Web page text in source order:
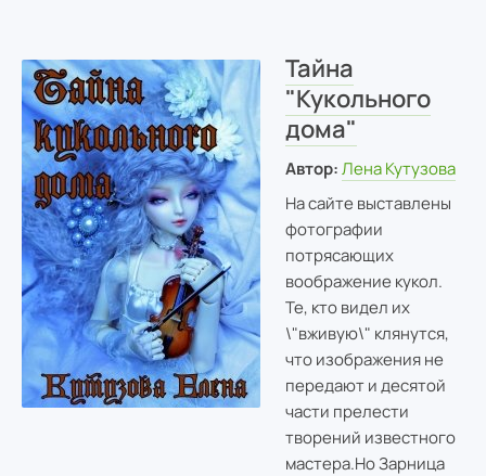
Тайна
"Кукольного
дома"
Автор: Лена Кутузова
На сайте выставлены
фотографии
потрясающих
воображение кукол.
Те, кто видел их
\"вживую\" клянутся,
что изображения не
передают и десятой
части прелести
творений известного
мастера.Но Зарница